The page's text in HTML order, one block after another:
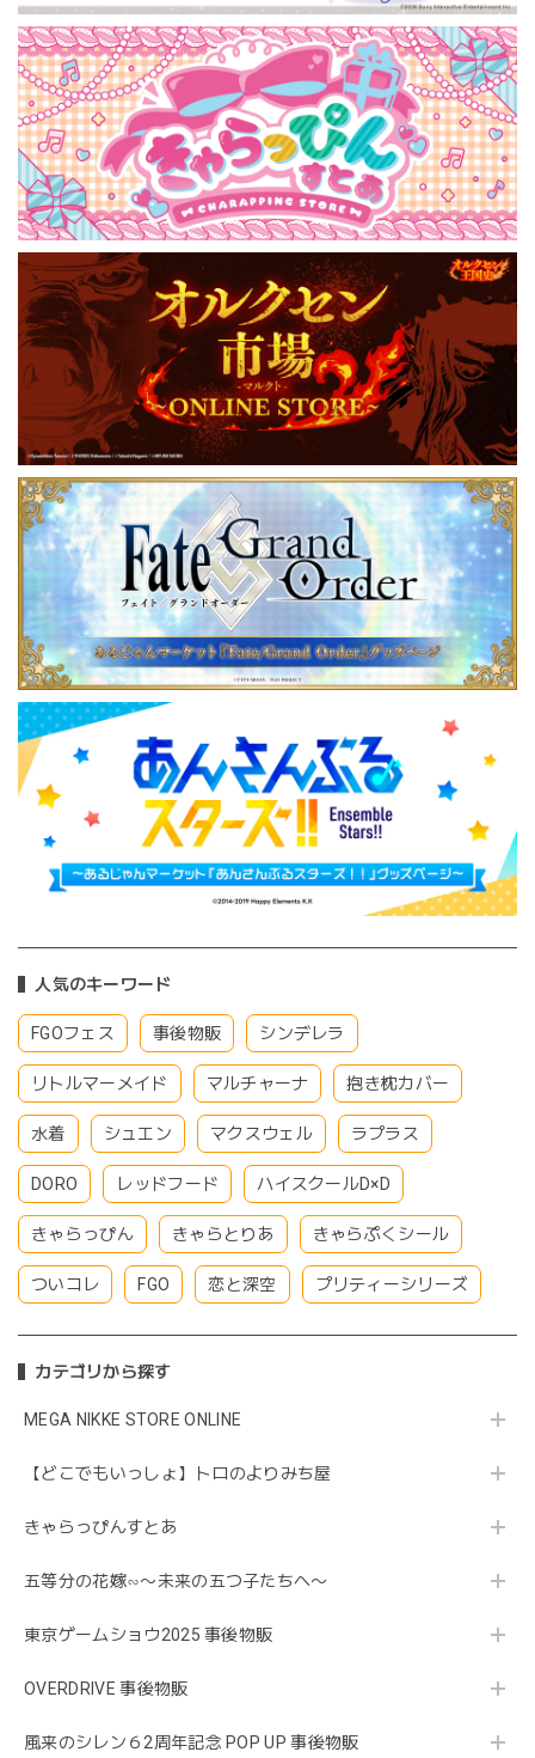
人気のキーワード
FGOフェス 事後物販 シンデレラ
リトルマーメイド マルチャーナ 抱き枕カバー
水着 シュエン マクスウェル ラプラス
DORO レッドフード ハイスクールD×D
きゃらっぴん きゃらとりあ きゃらぷくシール
ついコレ FGO 恋と深空 プリティーシリーズ
カテゴリから探す
MEGA NIKKE STORE ONLINE
【どこでもいっしょ】トロのよりみち屋
きゃらっぴんすとあ
五等分の花嫁∽〜未来の五つ子たちへ〜
東京ゲームショウ2025 事後物販
OVERDRIVE 事後物販
風来のシレン６2周年記念 POP UP 事後物販